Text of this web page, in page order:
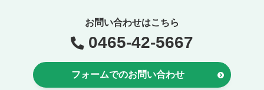
お問い合わせはこちら
0465-42-5667
フォームでのお問い合わせ